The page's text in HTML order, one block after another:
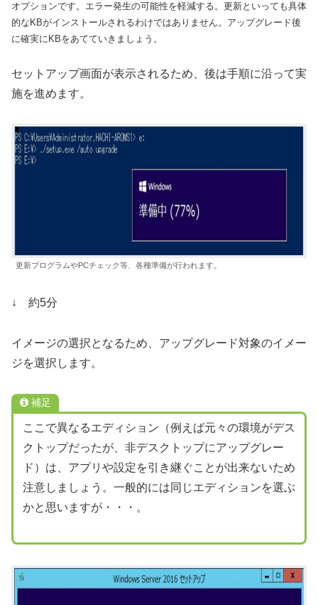
オプションです。エラー発生の可能性を軽減する。更新といっても具体
的なKBがインストールされるわけではありません。アップグレード後
に確実にKBをあてていきましょう。
セットアップ画面が表示されるため、後は手順に沿って実
施を進めます。
更新プログラムやPCチェック等、各種準備が行われます。
↓ 約5分
イメージの選択となるため、アップグレード対象のイメー
ジを選択します。
補足
ここで異なるエディション（例えば元々の環境がデス
クトップだったが、非デスクトップにアップグレー
ド）は、アプリや設定を引き継ぐことが出来ないため
注意しましょう。一般的には同じエディションを選ぶ
かと思いますが・・・。